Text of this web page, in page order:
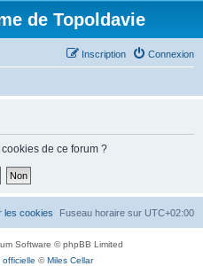
de Topoldavie
Connexion
Inscription
de ce forum ?
Fuseau horaire sur UTC+02:00
les cookies
Software © phpBB Limited
©Miles Cellar